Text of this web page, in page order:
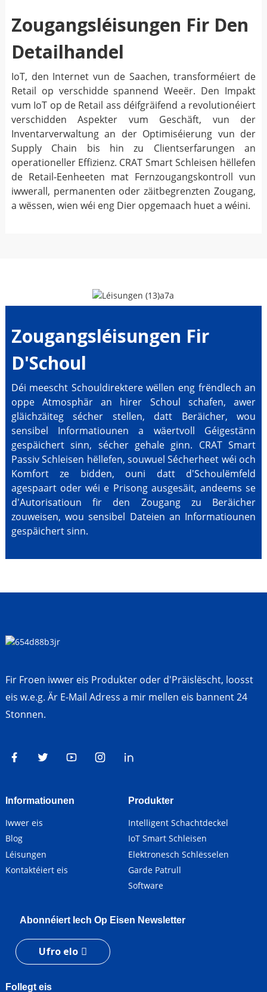
Zougangsléisungen Fir Den
Detailhandel
IoT, den Internet vun de Saachen, transforméiert de
Retail op verschidde spannend Weeër. Den Impakt
vum IoT op de Retail ass déifgräifend a revolutionéiert
verschidden Aspekter vum Geschäft, vun der
Inventarverwaltung an der Optimiséierung vun der
Supply Chain bis hin zu Clientserfarungen an
operationeller Effizienz. CRAT Smart Schleisen hëllefen
de Retail-Eenheeten mat Fernzougangskontroll vun
iwwerall, permanenten oder zäitbegrenzten Zougang,
a wëssen, wien wéi eng Dier opgemaach huet a wéini.
Zougangsléisungen Fir
D'Schoul
Déi meescht Schouldirektere wëllen eng frëndlech an
oppe Atmosphär an hirer Schoul schafen, awer
gläichzäiteg sécher stellen, datt Beräicher, wou
sensibel Informatiounen a wäertvoll Géigestänn
gespäichert sinn, sécher gehale ginn. CRAT Smart
Passiv Schleisen hëllefen, souwuel Sécherheet wéi och
Komfort ze bidden, ouni datt d'Schoulëmfeld
agespaart oder wéi e Prisong ausgesäit, andeems se
d'Autorisatioun fir den Zougang zu Beräicher
zouweisen, wou sensibel Dateien an Informatiounen
gespäichert sinn.
Fir Froen iwwer eis Produkter oder d'Präislëscht, loosst
eis w.e.g. Är E-Mail Adress a mir mellen eis bannent 24
Stonnen.
Informatiounen
Iwwer eis
Blog
Léisungen
Kontaktéiert eis
Produkter
Intelligent Schachtdeckel
IoT Smart Schleisen
Elektronesch Schlësselen
Garde Patrull
Software
Abonnéiert Iech Op Eisen Newsletter
Ufro elo
Follegt eis